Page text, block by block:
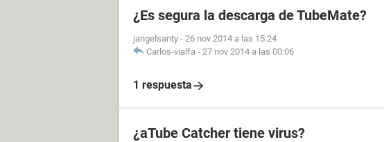
¿Es segura la descarga de TubeMate?
jangelsanty - 26 nov 2014 a las 15:24
Carlos-vialfa - 27 nov 2014 a las 00:06
1 respuesta
¿aTube Catcher tiene virus?